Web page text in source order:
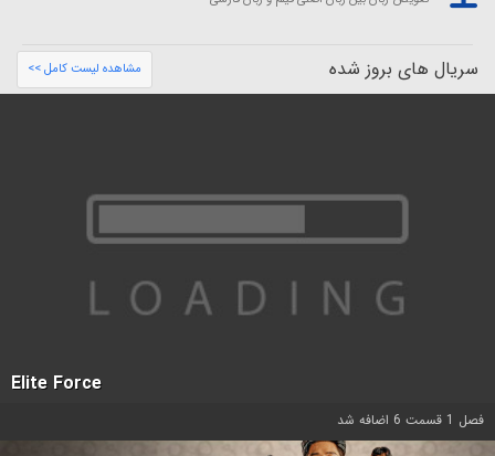
سریال های بروز شده مشاهده لیست کامل >>
Elite Force
فصل 1 قسمت 6 اضافه شد